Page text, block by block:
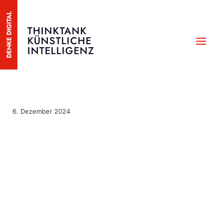
Inhalt
springenTHINKTANK
KÜNSTLICHE
INTELLIGENZ
6. Dezember 2024